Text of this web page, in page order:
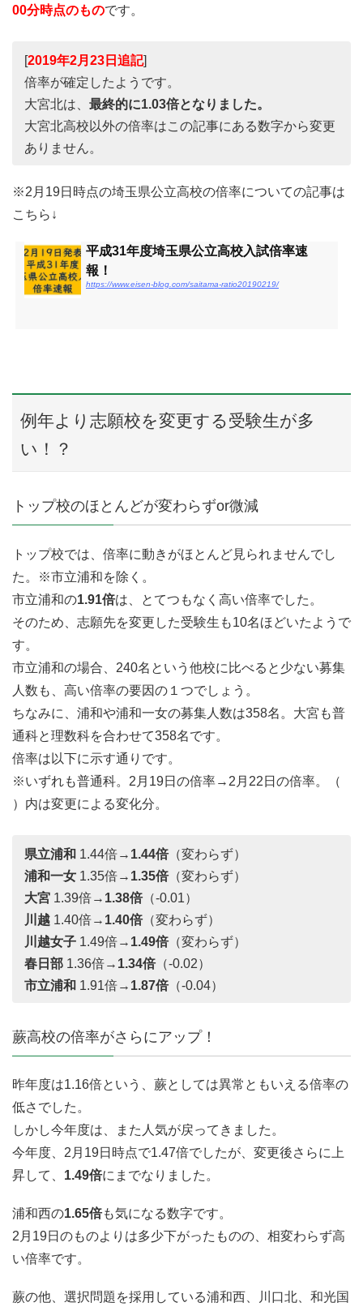
00分時点のものです。
[2019年2月23日追記]
倍率が確定したようです。
大宮北は、 最終的に1.03倍となりました。
大宮北高校以外の倍率はこの記事にある数字から変更
ありません。
※2月19日時点の埼玉県公立高校の倍率についての記事は
こちら↓
平成31年度埼玉県公立高校入試倍率速
報！
https://www.eisen-blog.com/saitama-ratio20190219/
例年より志願校を変更する受験生が多
い！？
トップ校のほとんどが変わらずor微減
トップ校では、倍率に動きがほとんど見られませんでし
た。※市立浦和を除く。
市立浦和の1.91倍は、とてつもなく高い倍率でした。
そのため、志願先を変更した受験生も10名ほどいたようで
す。
市立浦和の場合、240名という他校に比べると少ない募集
人数も、高い倍率の要因の１つでしょう。
ちなみに、浦和や浦和一女の募集人数は358名。大宮も普
通科と理数科を合わせて358名です。
倍率は以下に示す通りです。
※いずれも普通科。2月19日の倍率→2月22日の倍率。（
）内は変更による変化分。
県立浦和 1.44倍→ 1.44倍（変わらず）
浦和一女 1.35倍→ 1.35倍（変わらず）
大宮 1.39倍→ 1.38倍（-0.01）
川越 1.40倍→ 1.40倍（変わらず）
川越女子 1.49倍→ 1.49倍（変わらず）
春日部 1.36倍→ 1.34倍（-0.02）
市立浦和 1.91倍→ 1.87倍（-0.04）
蕨高校の倍率がさらにアップ！
昨年度は1.16倍という、蕨としては異常ともいえる倍率の
低さでした。
しかし今年度は、また人気が戻ってきました。
今年度、2月19日時点で1.47倍でしたが、変更後さらに上
昇して、 1.49倍にまでなりました。
浦和西の1.65倍も気になる数字です。
2月19日のものよりは多少下がったものの、相変わらず高
い倍率です。
蕨の他、選択問題を採用している浦和西、川口北、和光国